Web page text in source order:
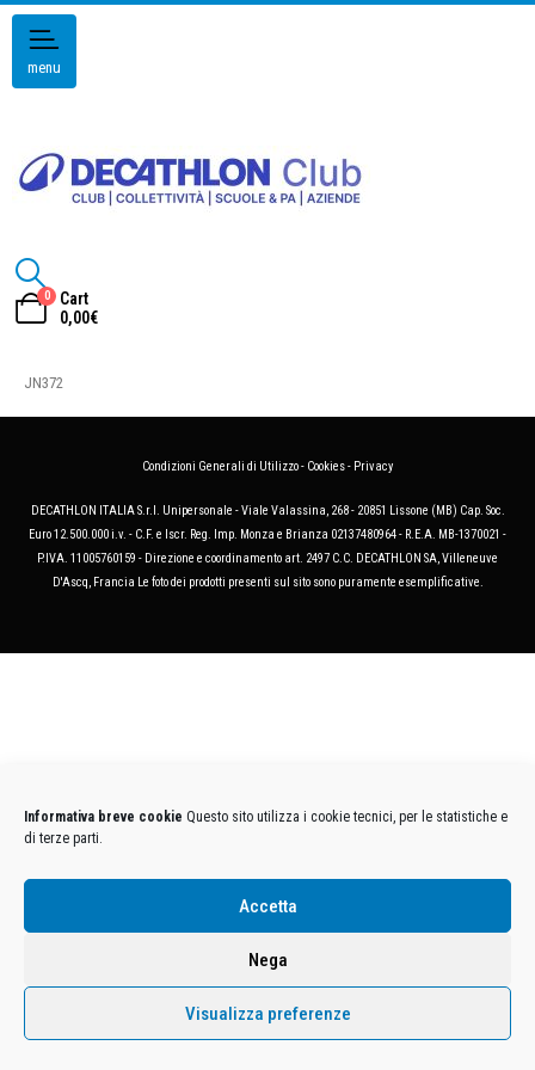
Informativa breve cookie Questo sito utilizza i cookie tecnici, per le statistiche e
di terze parti.
Accetta
Nega
Visualizza preferenze
menu
0
Cart
0,00€
JN372
Condizioni Generali di Utilizzo- Cookies- Privacy
DECATHLON ITALIA S.r.l. Unipersonale - Viale Valassina, 268 - 20851 Lissone (MB) Cap. Soc.
Euro 12.500.000 i.v. - C.F. e Iscr. Reg. Imp. Monza e Brianza 02137480964 - R.E.A. MB-1370021 -
P.IVA. 11005760159 - Direzione e coordinamento art. 2497 C.C. DECATHLON SA, Villeneuve
D'Ascq, Francia Le foto dei prodotti presenti sul sito sono puramente esemplificative.